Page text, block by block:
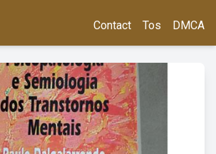
Contact Tos DMCA